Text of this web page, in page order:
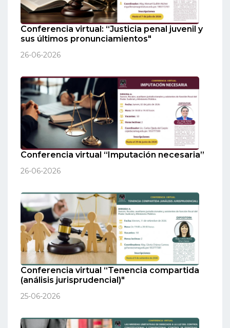
Conferencia virtual: “Justicia penal juvenil y
sus últimos pronunciamientos"
26-06-2026
Conferencia virtual “Imputación necesaria”
26-06-2026
Conferencia virtual “Tenencia compartida
(análisis jurisprudencial)"
25-06-2026